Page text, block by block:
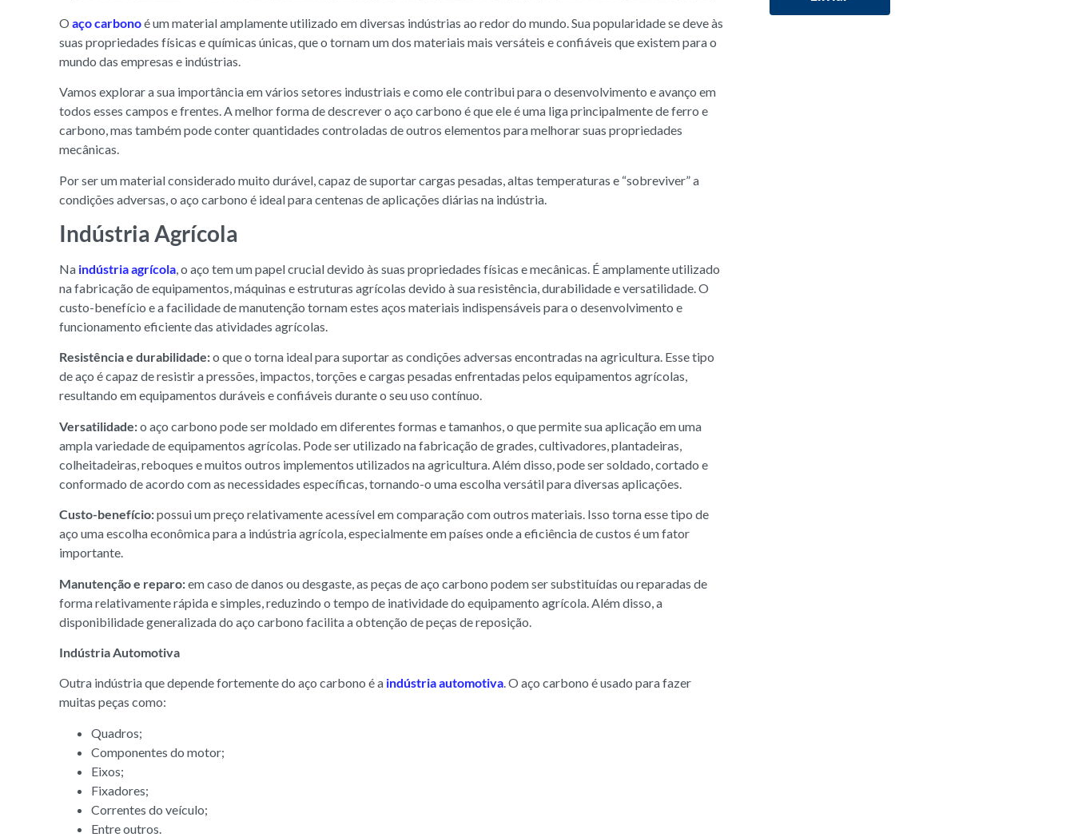
O aço carbonoé um material amplamente utilizado em diversas indústrias ao redor do mundo. Sua popularidade se deve às
suas propriedades físicas e químicas únicas, que o tornam um dos materiais mais versáteis e confiáveis ​​que existem para o
mundo das empresas e indústrias.
Vamos explorar a sua importância em vários setores industriais e como ele contribui para o desenvolvimento e avanço em
todos esses campos e frentes. A melhor forma de descrever o aço carbono é que ele é uma liga principalmente de ferro e
carbono, mas também pode conter quantidades controladas de outros elementos para melhorar suas propriedades
mecânicas.
Por ser um material considerado muito durável, capaz de suportar cargas pesadas, altas temperaturas e “sobreviver” a
condições adversas, o aço carbono é ideal para centenas de aplicações diárias na indústria.
Indústria Agrícola
Na indústria agrícola, o aço tem um papel crucial devido às suas propriedades físicas e mecânicas. É amplamente utilizado
na fabricação de equipamentos, máquinas e estruturas agrícolas devido à sua resistência, durabilidade e versatilidade. O
custo-benefício e a facilidade de manutenção tornam estes aços materiais indispensáveis para o desenvolvimento e
funcionamento eficiente das atividades agrícolas.
Resistência e durabilidade:o que o torna ideal para suportar as condições adversas encontradas na agricultura. Esse tipo
de aço é capaz de resistir a pressões, impactos, torções e cargas pesadas enfrentadas pelos equipamentos agrícolas,
resultando em equipamentos duráveis e confiáveis durante o seu uso contínuo.
Versatilidade:o aço carbono pode ser moldado em diferentes formas e tamanhos, o que permite sua aplicação em uma
ampla variedade de equipamentos agrícolas. Pode ser utilizado na fabricação de grades, cultivadores, plantadeiras,
colheitadeiras, reboques e muitos outros implementos utilizados na agricultura. Além disso, pode ser soldado, cortado e
conformado de acordo com as necessidades específicas, tornando-o uma escolha versátil para diversas aplicações.
Custo-benefício:possui um preço relativamente acessível em comparação com outros materiais. Isso torna esse tipo de
aço uma escolha econômica para a indústria agrícola, especialmente em países onde a eficiência de custos é um fator
importante.
Manutenção e reparo:em caso de danos ou desgaste, as peças de aço carbono podem ser substituídas ou reparadas de
forma relativamente rápida e simples, reduzindo o tempo de inatividade do equipamento agrícola. Além disso, a
disponibilidade generalizada do aço carbono facilita a obtenção de peças de reposição.
Indústria Automotiva
Outra indústria que depende fortemente do aço carbono é a indústria automotiva. O aço carbono é usado para fazer
muitas peças como:
Quadros;
Componentes do motor;
Eixos;
Fixadores;
Correntes do veículo;
Entre outros.